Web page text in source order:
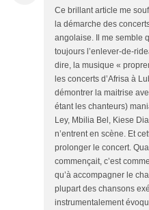
Ce brillant article me
la démarche des
angolaise. Il me semble
toujours l’enlever-de-
dire, la musique «
les concerts d’Afrisa à
démontrer la maitrise
étant les chanteurs)
Ley, Mbilia Bel, Kiese
n’entrent en scène. Et
prolonger le concert.
commençait, c’est
qu’à accompagner le
plupart des chansons
instrumentalement